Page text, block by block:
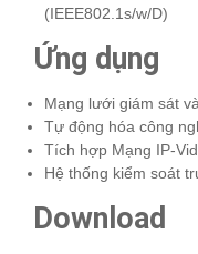
(IEEE802.1s/w/D)
Ứng dụng
Mạng lưới giám sát
Tự động hóa công
Tích hợp Mạng IP-
Hệ thống kiểm soát
Download